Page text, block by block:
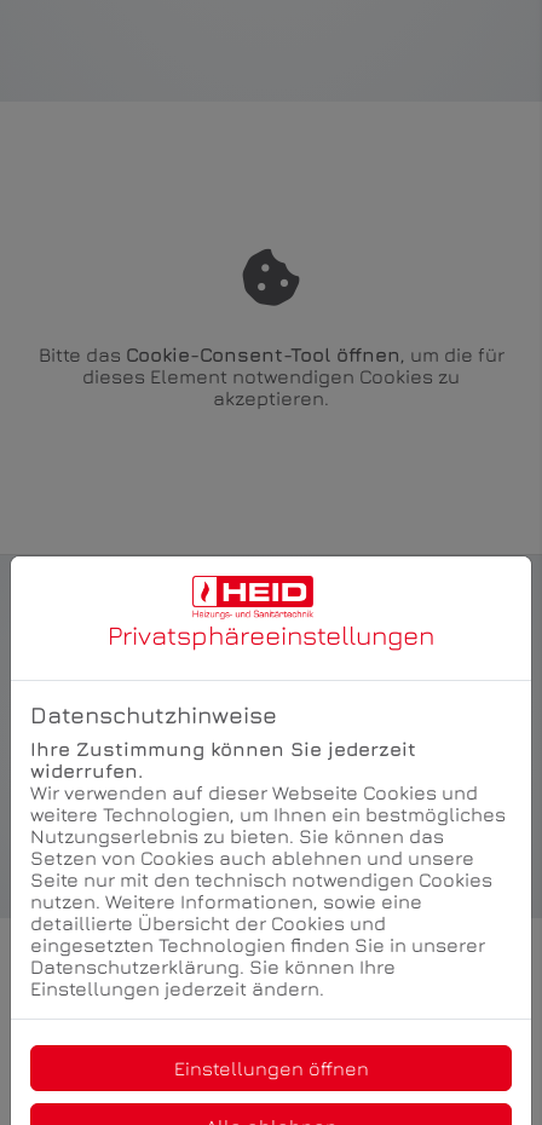
Bitte das Cookie-Consent-Tool öffnen, um die für
dieses Element notwendigen Cookies zu
akzeptieren.
„Mit Invisible Grip bietet Kaldewei eine ebenso
dabei keine Abstriche in puncto Optik, Haptik und
Hygiene macht. Sorgenfreies Duschen und Baden
mit ästhetischem Anspruch werden so zur
alltäglichen Normalität“, sagt Yvonne Piu, Leiterin
des Global Marketings bei Kaldewei.
Privatsphäre­einstellungen
Datenschutzhinweise
Ihre Zustimmung können Sie jederzeit
widerrufen.
Wir verwenden auf dieser Webseite Cookies und
weitere Technologien, um Ihnen ein bestmögliches
Nutzungserlebnis zu bieten. Sie können das
Setzen von Cookies auch ablehnen und unsere
Seite nur mit den technisch notwendigen Cookies
nutzen. Weitere Informationen, sowie eine
detaillierte Übersicht der Cookies und
eingesetzten Technologien finden Sie in unserer
Datenschutzerklärung. Sie können Ihre
Einstellungen jederzeit ändern.
Einstellungen öffnen